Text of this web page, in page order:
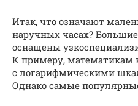
Итак, что означают
наручных часах?
оснащены
К примеру,
с логарифмическими
Однако самые